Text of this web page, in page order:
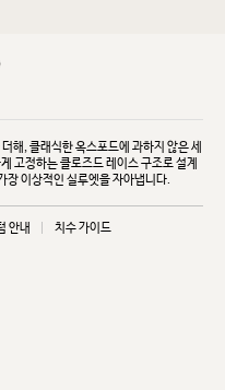
해, 클래식한 옥스포드에 과하지 않은 세
고정하는 클로즈드 레이스 구조로 설계
장 이상적인 실루엣을 자아냅니다.
안내 치수 가이드